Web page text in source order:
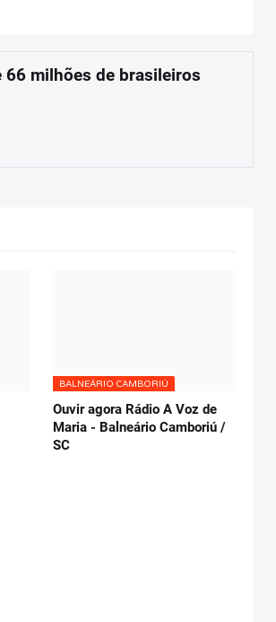
66 milhões de brasileiros
BALNEÁRIO CAMBORIÚ
Ouvir agora Rádio A Voz de
Maria - Balneário Camboriú /
SC